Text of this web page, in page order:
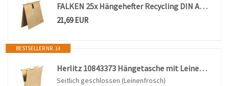
FALKEN 25x Hängehefter Recycling DIN A4 kaufmännische Heftung braun
21,69 EUR
BESTSELLER NR. 14
Herlitz 10843373 Hängetasche mit Leinenfröschen, A4, braun (50 Stück) (Hängetasche, Braun, 50 Stück)
Seitlich geschlossen (Leinenfrosch)